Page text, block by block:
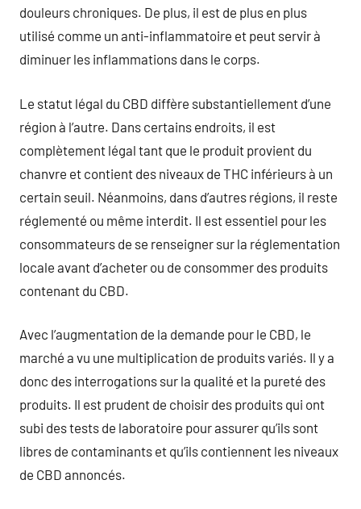
douleurs chroniques. De plus, il est de plus en plus
utilisé comme un anti-inflammatoire et peut servir à
diminuer les inflammations dans le corps.
Le statut légal du CBD diffère substantiellement d’une
région à l’autre. Dans certains endroits, il est
complètement légal tant que le produit provient du
chanvre et contient des niveaux de THC inférieurs à un
certain seuil. Néanmoins, dans d’autres régions, il reste
réglementé ou même interdit. Il est essentiel pour les
consommateurs de se renseigner sur la réglementation
locale avant d’acheter ou de consommer des produits
contenant du CBD.
Avec l’augmentation de la demande pour le CBD, le
marché a vu une multiplication de produits variés. Il y a
donc des interrogations sur la qualité et la pureté des
produits. Il est prudent de choisir des produits qui ont
subi des tests de laboratoire pour assurer qu’ils sont
libres de contaminants et qu’ils contiennent les niveaux
de CBD annoncés.